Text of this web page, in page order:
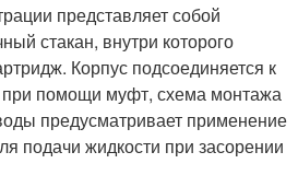
представляет собой
стакан, внутри которого
Корпус подсоединяется к
при помощи муфт, схема монтажа
предусматривает применение
подачи жидкости при засорении